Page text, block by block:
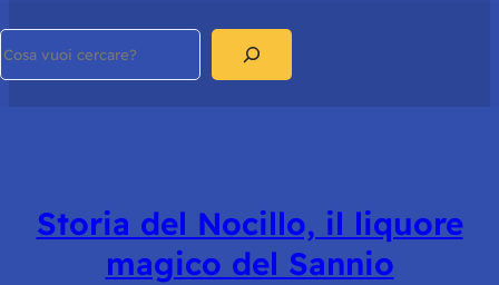
Storia del Nocillo, il liquore
magico del Sannio